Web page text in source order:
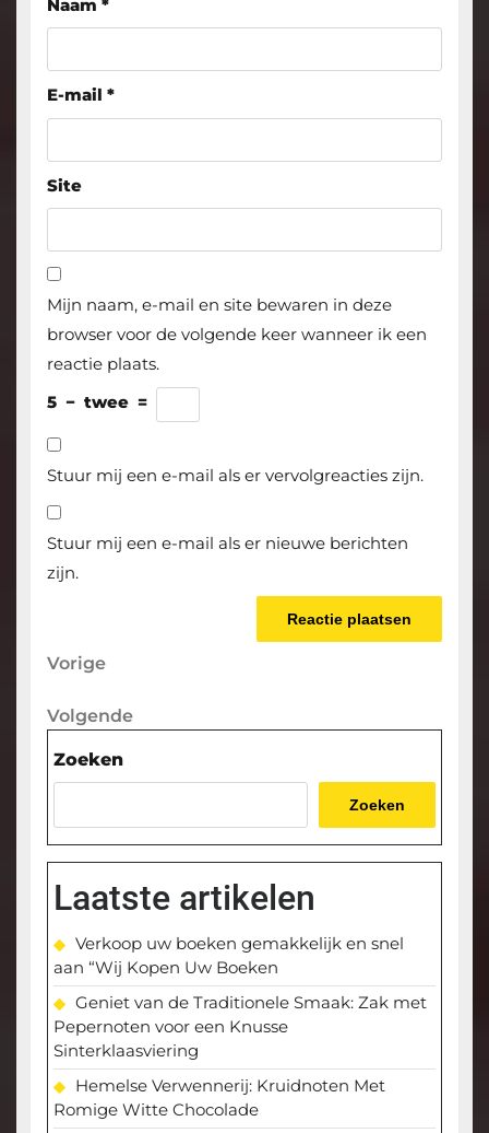
Naam *
E-mail *
Site
Mijn naam, e-mail en site bewaren in deze
browser voor de volgende keer wanneer ik een
reactie plaats.
5 − twee =
Stuur mij een e-mail als er vervolgreacties zijn.
Stuur mij een e-mail als er nieuwe berichten
zijn.
Berichtnavigatie
Vorige
Vorige
Volgende
Volgende
Zoeken
Zoeken
Laatste artikelen
Verkoop uw boeken gemakkelijk en snel
aan “Wij Kopen Uw Boeken
Geniet van de Traditionele Smaak: Zak met
Pepernoten voor een Knusse
Sinterklaasviering
Hemelse Verwennerij: Kruidnoten Met
Romige Witte Chocolade